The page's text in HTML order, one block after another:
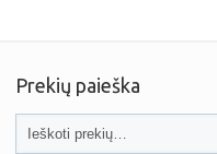
Prekių paieška